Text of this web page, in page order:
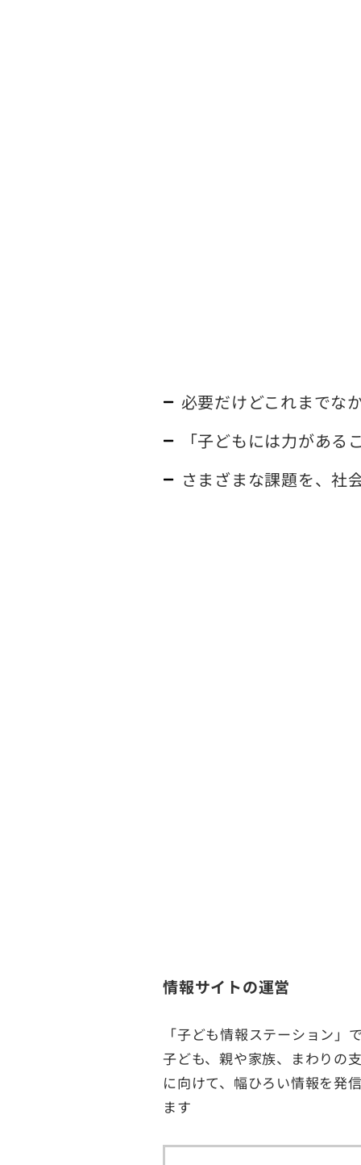
必要だけどこれまでな
「子どもには力があ
さまざまな課題を、社
情報サイトの運営
「子ども情報ステーション」
子ども、親や家族、まわりの
に向けて、幅ひろい情報を発
ます